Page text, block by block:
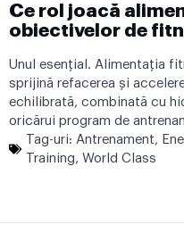
Ce rol joacă
obiectivelor de
Unul esențial. Alimentația
sprijină refacerea și
echilibrată, combinată cu
oricărui program de
Tag-uri: Antrenament,
Training, World Class